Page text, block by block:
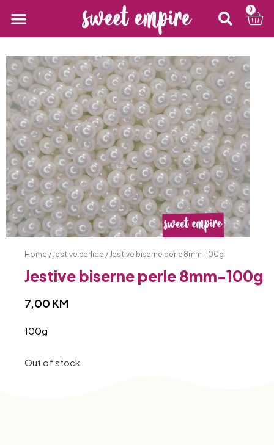
0
Home /Jestive perlice / Jestive biserne perle 8mm-100g
Jestive biserne perle 8mm-100g
7,00 KM
100g
Out of stock